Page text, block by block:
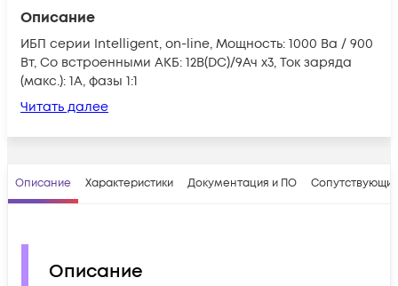
Описание
ИБП серии Intelligent, on-line, Мощность: 1000 Ва / 900
Вт, Со встроенными АКБ: 12В(DC)/9Ач х3, Ток заряда
(макс.): 1A, фазы 1:1
Читать далее
Описание Характеристики Документация и ПО
Описание